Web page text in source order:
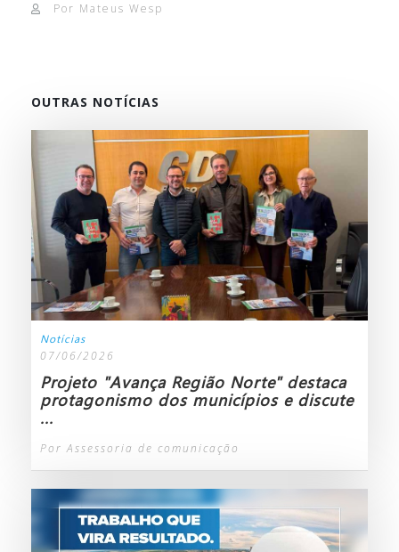
Por Mateus Wesp
OUTRAS NOTÍCIAS
Notícias
07/06/2026
Projeto ​"Avança Região Norte" destaca
protagonismo dos municípios e discute
...
Por Assessoria de comunicação